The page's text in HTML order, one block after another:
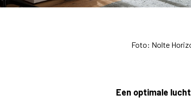
Foto: Nolte
Een optimale